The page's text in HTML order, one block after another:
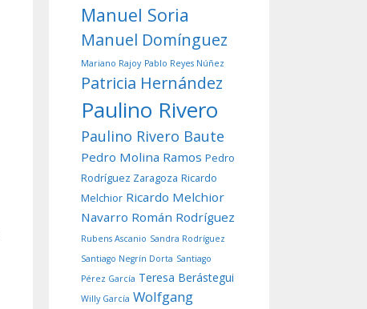
Manuel Soria
Manuel Domínguez
Mariano Rajoy Pablo Reyes Núñez
Patricia Hernández
Paulino Rivero
Paulino Rivero Baute
Pedro Molina Ramos Pedro
Rodríguez Zaragoza Ricardo
Melchior Ricardo Melchior
Navarro Román Rodríguez
Rubens Ascanio Sandra Rodríguez
Santiago Negrín Dorta Santiago
Pérez García Teresa Berástegui
Willy García Wolfgang